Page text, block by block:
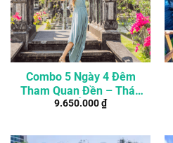
Combo 5 Ngày 4 Đêm
Tham Quan Đền – Thác
Đẹp Nhất Ở Bali (Tour
9.650.000₫